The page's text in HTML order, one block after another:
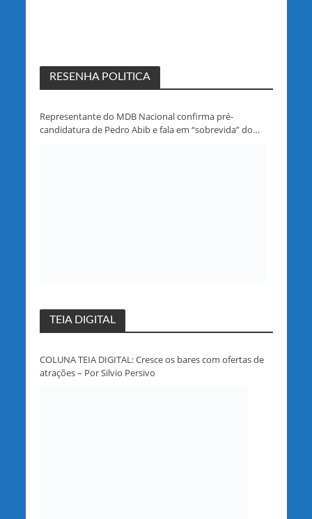
RESENHA POLITICA
Representante do MDB Nacional confirma pré-
candidatura de Pedro Abib e fala em “sobrevida” do
TEIA DIGITAL
COLUNA TEIA DIGITAL: Cresce os bares com ofertas de
atrações – Por Silvio Persivo